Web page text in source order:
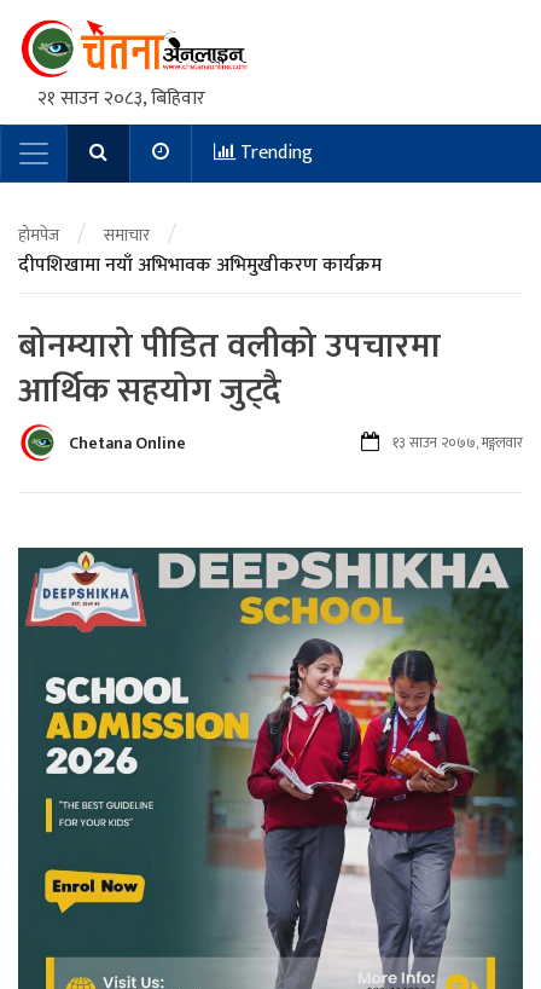
२१ साउन २०८३, बिहिवार
Main NavigationTrending
होमपेज / समाचार /
दीपशिखामा नयाँ अभिभावक अभिमुखीकरण कार्यक्रम
बोनम्यारो पीडित वलीको उपचारमा
आर्थिक सहयोग जुट्दै
Chetana Online १३ साउन २०७७, मङ्गलवार